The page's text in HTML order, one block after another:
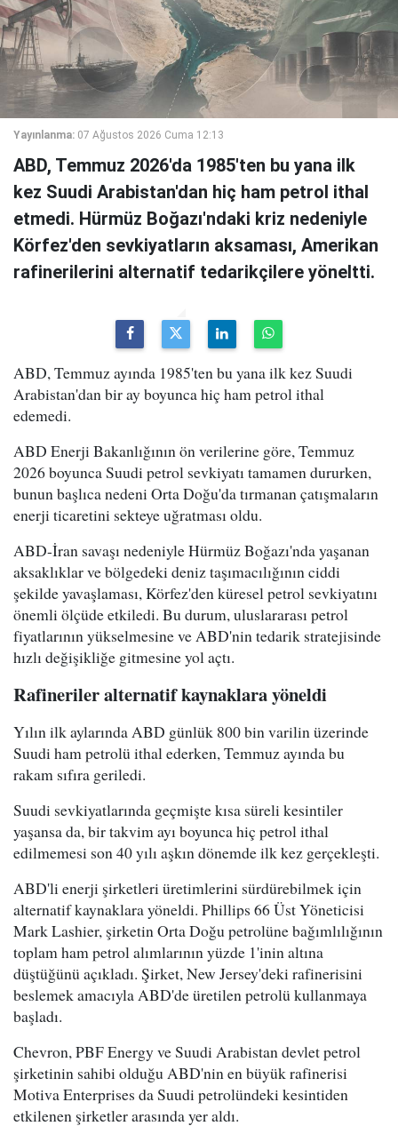
Yayınlanma: 07 Ağustos 2026 Cuma 12:13
ABD, Temmuz 2026'da 1985'ten bu yana ilk
kez Suudi Arabistan'dan hiç ham petrol ithal
etmedi. Hürmüz Boğazı'ndaki kriz nedeniyle
Körfez'den sevkiyatların aksaması, Amerikan
rafinerilerini alternatif tedarikçilere yöneltti.
ABD, Temmuz ayında 1985'ten bu yana ilk kez Suudi
Arabistan'dan bir ay boyunca hiç ham petrol ithal
edemedi.
ABD Enerji Bakanlığının ön verilerine göre, Temmuz
2026 boyunca Suudi petrol sevkiyatı tamamen dururken,
bunun başlıca nedeni Orta Doğu'da tırmanan çatışmaların
enerji ticaretini sekteye uğratması oldu.
ABD-İran savaşı nedeniyle Hürmüz Boğazı'nda yaşanan
aksaklıklar ve bölgedeki deniz taşımacılığının ciddi
şekilde yavaşlaması, Körfez'den küresel petrol sevkiyatını
önemli ölçüde etkiledi. Bu durum, uluslararası petrol
fiyatlarının yükselmesine ve ABD'nin tedarik stratejisinde
hızlı değişikliğe gitmesine yol açtı.
Rafineriler alternatif kaynaklara yöneldi
Yılın ilk aylarında ABD günlük 800 bin varilin üzerinde
Suudi ham petrolü ithal ederken, Temmuz ayında bu
rakam sıfıra geriledi.
Suudi sevkiyatlarında geçmişte kısa süreli kesintiler
yaşansa da, bir takvim ayı boyunca hiç petrol ithal
edilmemesi son 40 yılı aşkın dönemde ilk kez gerçekleşti.
ABD'li enerji şirketleri üretimlerini sürdürebilmek için
alternatif kaynaklara yöneldi. Phillips 66 Üst Yöneticisi
Mark Lashier, şirketin Orta Doğu petrolüne bağımlılığının
toplam ham petrol alımlarının yüzde 1'inin altına
düştüğünü açıkladı. Şirket, New Jersey'deki rafinerisini
beslemek amacıyla ABD'de üretilen petrolü kullanmaya
başladı.
Chevron, PBF Energy ve Suudi Arabistan devlet petrol
şirketinin sahibi olduğu ABD'nin en büyük rafinerisi
Motiva Enterprises da Suudi petrolündeki kesintiden
etkilenen şirketler arasında yer aldı.